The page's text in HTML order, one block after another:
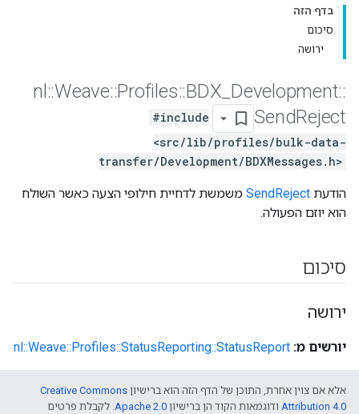
בדף הזה
סיכום
ירושה
nl ::Weave::Profiles::BDX Development::
SendReject
#include
<src/lib/profiles/bulk-data-
transfer/Development/BDXMessages.h>
הודעת SendReject משמשת לדחיית חילופי הצעה כאשר השולח
הוא יוזם הפעולה.
סיכום
ירושה
יורשים מ: nl::Weave::Profiles::StatusReporting::StatusReport
אלא אם צוין אחרת, התוכן של הדף הזה הוא ברישיון Creative Commons
Attribution 4.0‏ ודוגמאות הקוד הן ברישיון Apache 2.0‏. לקבלת פרטים